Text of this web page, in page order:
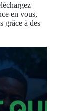
en vous,
grâce à des